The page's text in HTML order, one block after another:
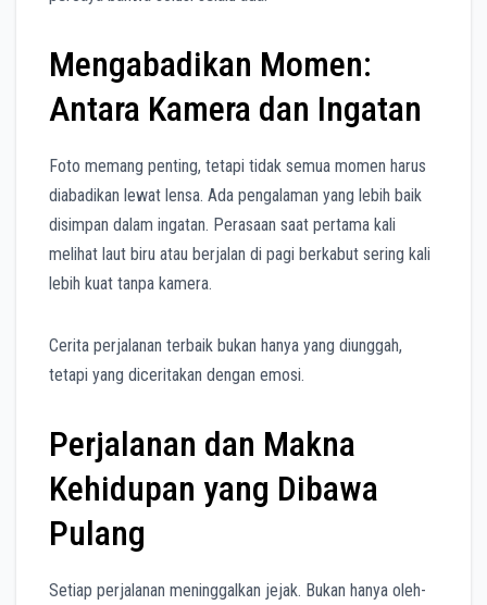
Mengabadikan Momen:
Antara Kamera dan Ingatan
Foto memang penting, tetapi tidak semua momen harus
diabadikan lewat lensa. Ada pengalaman yang lebih baik
disimpan dalam ingatan. Perasaan saat pertama kali
melihat laut biru atau berjalan di pagi berkabut sering kali
lebih kuat tanpa kamera.
Cerita perjalanan terbaik bukan hanya yang diunggah,
tetapi yang diceritakan dengan emosi.
Perjalanan dan Makna
Kehidupan yang Dibawa
Pulang
Setiap perjalanan meninggalkan jejak. Bukan hanya oleh-